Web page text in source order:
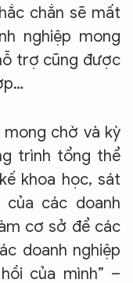
chắn sẽ mất
nghiệp mong
trợ cũng được
chờ và kỳ
trình tổng thể
khoa học, sát
các doanh
cơ sở để các
doanh nghiệp
của mình” –